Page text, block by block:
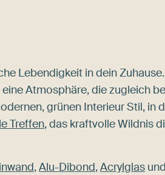
Lebendigkeit in dein
Atmosphäre, die zugleich
grünen Interieur Stil, in
Treffen, das kraftvolle Wildnis
,Alu-Dibond,Acrylglas